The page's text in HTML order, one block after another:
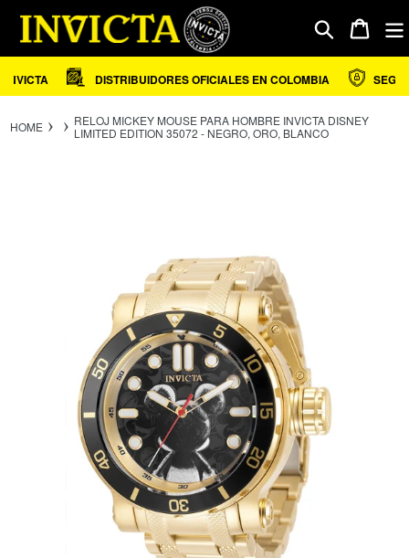
directamente
contenido
Buscar Carrito
DISTRIBUIDORES OFICIALES EN COLOMBIA
HOME
RELOJ MICKEY MOUSE PARA HOMBRE INVICTA DISNEY
LIMITED EDITION 35072 - NEGRO, ORO, BLANCO